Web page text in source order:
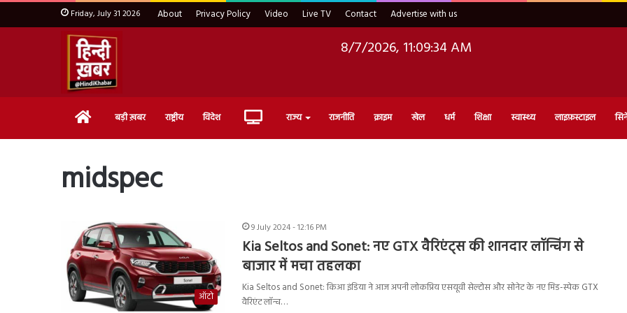
Friday, July 31 2026 About Privacy Policy Video Live TV Contact Advertise with us
8/7/2026, 11:09:34 AM
Home बड़ी ख़बर राष्ट्रीय विदेश Live राज्य राजनीति क्राइम खेल धर्म शिक्षा स्वास्थ्य लाइफ़स्टाइल
midspec
ऑटो
9 July 2024 - 12:16 PM
Kia Seltos and Sonet: नए GTX वैरिएंट्स की शानदार लॉन्चिंग से
बाजार में मचा तहलका
Kia Seltos and Sonet: किआ इंडिया ने आज अपनी लोकप्रिय एसयूवी सेल्टोस और सोनेट के नए मिड-स्पेक GTX
वैरिएंट लॉन्च…